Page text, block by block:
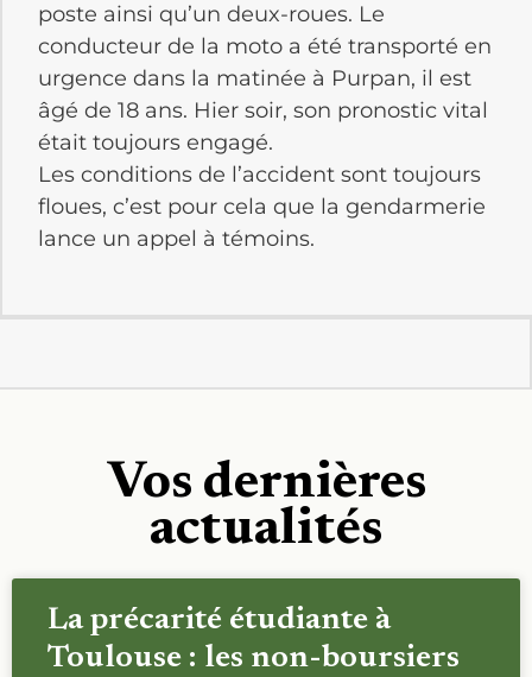
poste ainsi qu’un deux-roues. Le
conducteur de la moto a été transporté en
urgence dans la matinée à Purpan, il est
âgé de 18 ans. Hier soir, son pronostic vital
était toujours engagé.
Les conditions de l’accident sont toujours
floues, c’est pour cela que la gendarmerie
lance un appel à témoins.
Vos dernières
actualités
La précarité étudiante à
Toulouse : les non-boursiers